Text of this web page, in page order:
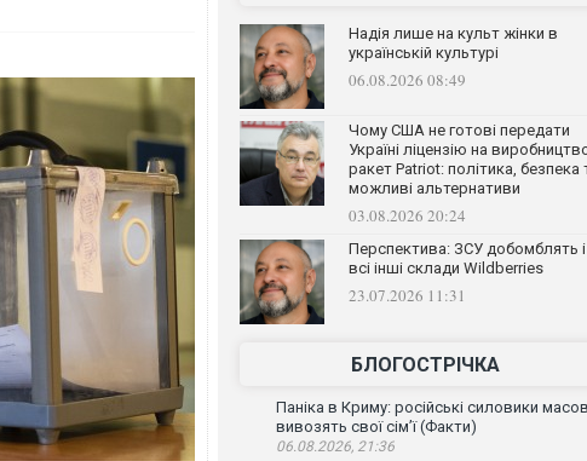
Надія лише на культ жінки в
українській культурі
06.08.2026 08:49
Чому США не готові передати
Україні ліцензію на
ракет Patriot: політика, безпека
можливі альтернативи
03.08.2026 20:24
Перспектива: ЗСУ добомблять і
всі інші склади Wildberries
23.07.2026 11:31
БЛОГОСТРІЧКА
Паніка в Криму: російські силовики
вивозять свої сім’ї (Факти)
06.08.2026, 21:36